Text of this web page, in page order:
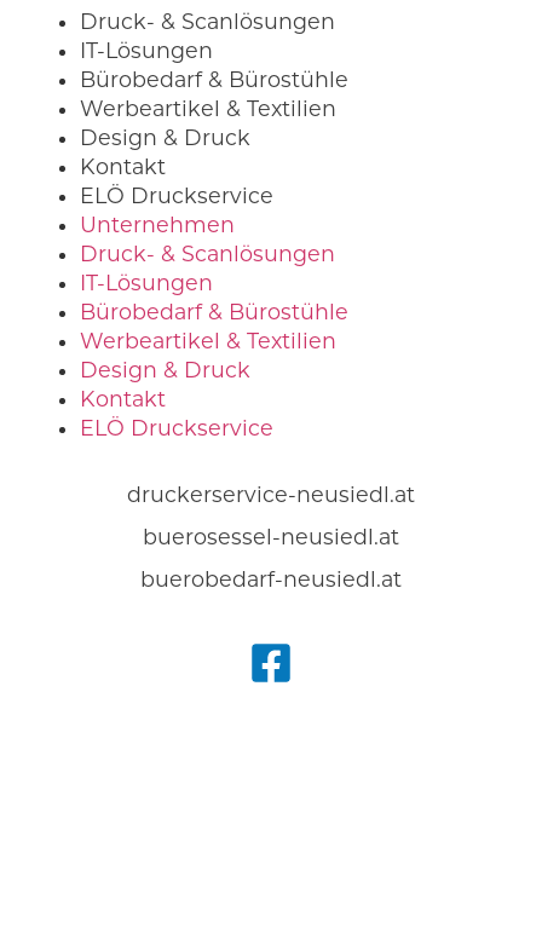
Druck- & Scanlösungen
IT-Lösungen
Bürobedarf & Bürostühle
Werbeartikel & Textilien
Design & Druck
Kontakt
ELÖ Druckservice
Unternehmen
Druck- & Scanlösungen
IT-Lösungen
Bürobedarf & Bürostühle
Werbeartikel & Textilien
Design & Druck
Kontakt
ELÖ Druckservice
druckerservice-neusiedl.at
buerosessel-neusiedl.at
buerobedarf-neusiedl.at